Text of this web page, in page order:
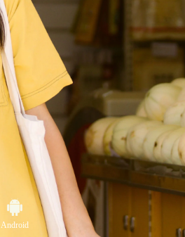
Android